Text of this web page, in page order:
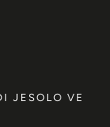
JESOLO VE